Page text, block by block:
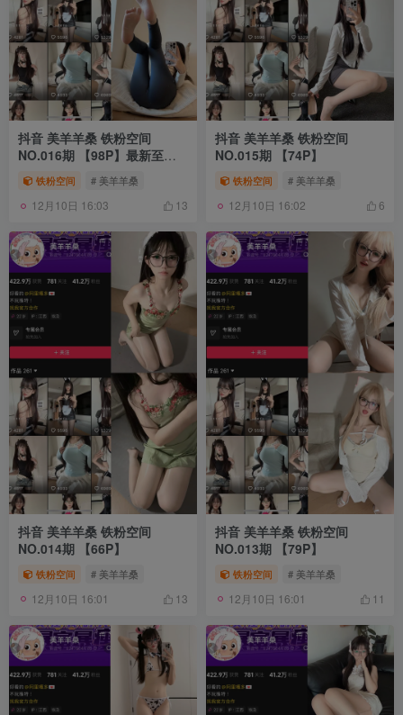
抖音 美羊羊桑 铁粉空间
NO.016期 【98P】最新至：
2024.11.22
铁粉空间 # 美羊羊桑
12月10日 16:03 13
抖音 美羊羊桑 铁粉空间
NO.015期 【74P】
铁粉空间 # 美羊羊桑
12月10日 16:02 6
抖音 美羊羊桑 铁粉空间
NO.014期 【66P】
铁粉空间 # 美羊羊桑
12月10日 16:01 13
抖音 美羊羊桑 铁粉空间
NO.013期 【79P】
铁粉空间 # 美羊羊桑
12月10日 16:01 11